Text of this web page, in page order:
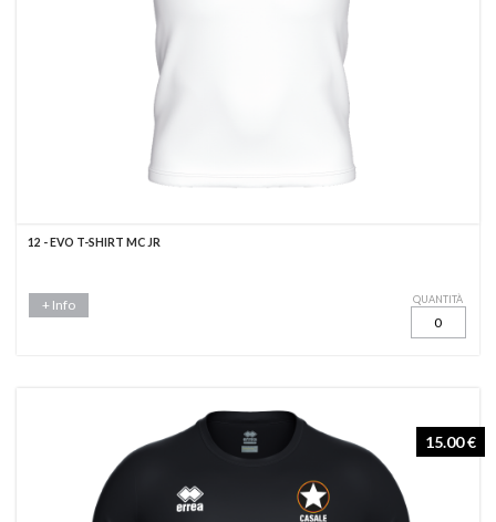
12 - EVO T-SHIRT MC JR
+ Info QUANTITÀ
15.00 €